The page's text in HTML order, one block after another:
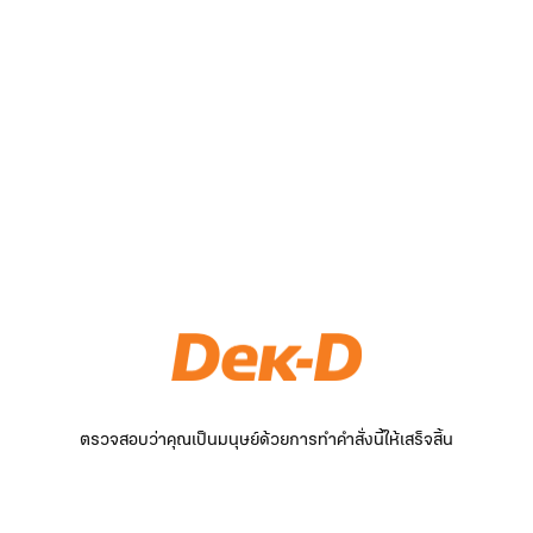
ตรวจสอบว่าคุณเป็นมนุษย์ด้วยการทำคำสั่งนี้ให้เสร็จสิ้น